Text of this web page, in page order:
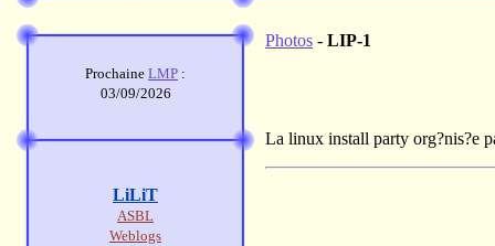
Photos - LIP-1
La linux install party org?nis?e
Prochaine LMP :
03/09/2026
LiLiT
ASBL
Weblogs